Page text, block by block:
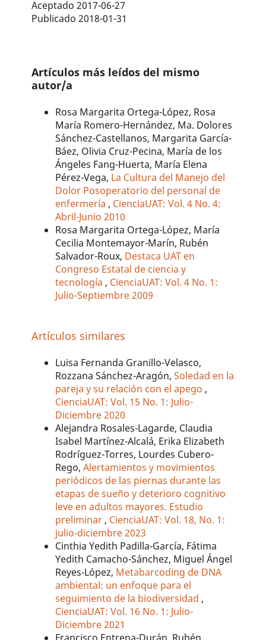
Aceptado 2017-06-27
Publicado 2018-01-31
Artículos más leídos del mismo
autor/a
Rosa Margarita Ortega-López, Rosa
María Romero-Hernández, Ma. Dolores
Sánchez-Castellanos, Margarita García-
Báez, Olivia Cruz-Pecina, María de los
Ángeles Fang-Huerta, María Elena
Pérez-Vega, La Cultura del Manejo del
Dolor Posoperatorio del personal de
enfermería , CienciaUAT: Vol. 4 No. 4:
Abril-Junio 2010
Rosa Margarita Ortega-López, María
Cecilia Montemayor-Marín, Rubén
Salvador-Roux, Destaca UAT en
Congreso Estatal de ciencia y
tecnología , CienciaUAT: Vol. 4 No. 1:
Julio-Septiembre 2009
Artículos similares
Luisa Fernanda Granillo-Velasco,
Rozzana Sánchez-Aragón,Soledad en la
pareja y su relación con el apego ,
CienciaUAT: Vol. 15 No. 1: Julio-
Diciembre 2020
Alejandra Rosales-Lagarde, Claudia
Isabel Martínez-Alcalá, Erika Elizabeth
Rodríguez-Torres, Lourdes Cubero-
Rego,Alertamientos y movimientos
periódicos de las piernas durante las
etapas de sueño y deterioro cognitivo
leve en adultos mayores. Estudio
preliminar , CienciaUAT: Vol. 18, No. 1:
julio-diciembre 2023
Cinthia Yedith Padilla-García, Fátima
Yedith Camacho-Sánchez, Miguel Ángel
Reyes-López, Metabarcoding de DNA
ambiental: un enfoque para el
seguimiento de la biodiversidad ,
CienciaUAT: Vol. 16 No. 1: Julio-
Diciembre 2021
Francisco Entrena-Durán, Rubén